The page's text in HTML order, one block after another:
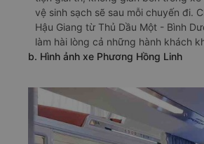
vệ sinh sạch sẽ sau mỗi chuyến đi.
Hậu Giang từ Thủ Dầu Một - Bình
làm hài lòng cả những hành khách
b. Hình ảnh xe Phương Hồng Linh